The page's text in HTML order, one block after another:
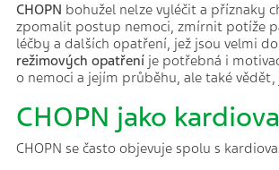
CHOPN bohužel nelze vyléčit a příznaky
zpomalit postup nemoci, zmírnit potíže
léčby a dalších opatření, jež jsou velmi
režimových opatření je potřebná i
o nemoci a jejím průběhu, ale také
CHOPN jako
CHOPN se často objevuje spolu s